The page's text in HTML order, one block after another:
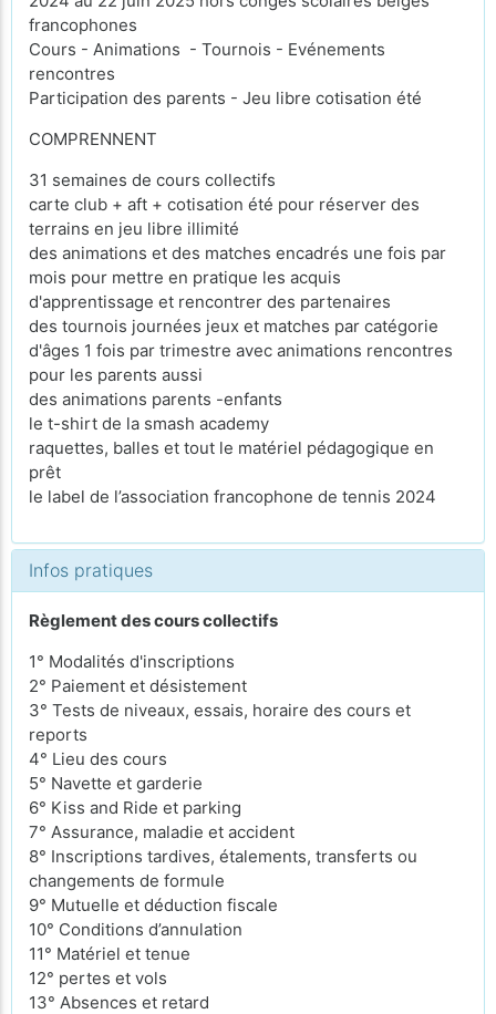
francophones
Cours - Animations - Tournois - Evénements
rencontres
Participation des parents - Jeu libre cotisation été
COMPRENNENT
31 semaines de cours collectifs
carte club + aft + cotisation été pour réserver des
terrains en jeu libre illimité
des animations et des matches encadrés une fois par
mois pour mettre en pratique les acquis
d'apprentissage et rencontrer des partenaires
des tournois journées jeux et matches par catégorie
d'âges 1 fois par trimestre avec animations rencontres
pour les parents aussi
des animations parents -enfants
le t-shirt de la smash academy
raquettes, balles et tout le matériel pédagogique en
prêt
le label de l’association francophone de tennis 2024
Infos pratiques
Règlement des cours collectifs
1° Modalités d'inscriptions
2° Paiement et désistement
3° Tests de niveaux, essais, horaire des cours et
reports
4° Lieu des cours
5° Navette et garderie
6° Kiss and Ride et parking
7° Assurance, maladie et accident
8° Inscriptions tardives, étalements, transferts ou
changements de formule
9° Mutuelle et déduction fiscale
10° Conditions d’annulation
11° Matériel et tenue
12° pertes et vols
13° Absences et retard